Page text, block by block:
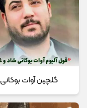
گلچین آوات بوکانی